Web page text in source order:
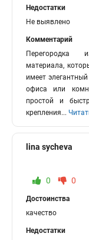
Недостатки
Не выявлено
Комментарий
Перегородка
материала,
имеет
офиса или
простой и
крепления...
lina sycheva
0 0
Достоинства
качество
Недостатки